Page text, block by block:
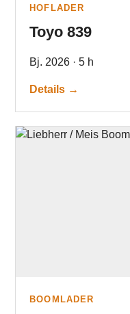
HOFLADER
Toyo 839
Bj. 2026 · 5 h
Details →
BOOMLADER